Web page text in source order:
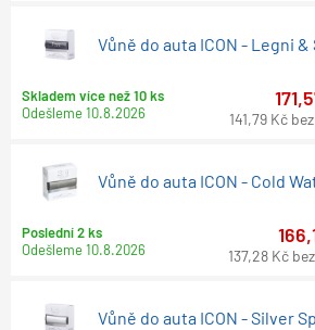
Vůně do auta ICON - Legni &
Skladem více než 10 ks
Odešleme10.8.2026
141,79 Kč
Vůně do auta ICON - Cold
Poslední 2 ks
Odešleme10.8.2026
137,28 Kč
Vůně do auta ICON - Silver